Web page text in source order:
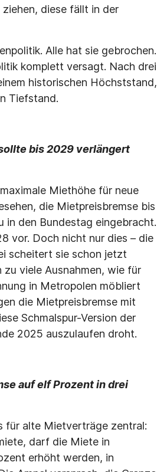
diese fällt in der
Alle hat sie gebrochen.
komplett versagt. Nach drei
historischen Höchststand,
Tiefstand.
bis 2029 verlängert
Miethöhe für neue
die Mietpreisbremse bis
in den Bundestag eingebracht.
vor. Doch nicht nur dies – die
scheitert sie schon jetzt
viele Ausnahmen, wie für
in Metropolen möbliert
die Mietpreisbremse mit
Schmalspur-Version der
2025 auszulaufen droht.
auf elf Prozent in drei
für alte Mietverträge zentral:
darf die Miete in
erhöht werden, in